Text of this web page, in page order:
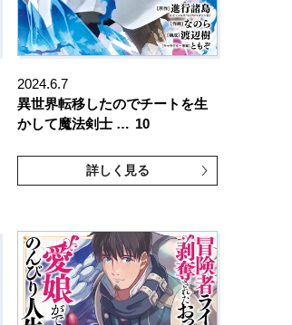
2024.6.7
異世界転移したのでチートを生
かして魔法剣士 … 10
詳しく見る